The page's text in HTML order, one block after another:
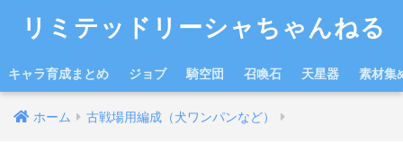
リミテッドリーシャちゃんねる
キャラ育成まとめ ジョブ 騎空団 召喚石 天星器 素材集
ホーム 古戦場用編成（犬ワンパンなど）